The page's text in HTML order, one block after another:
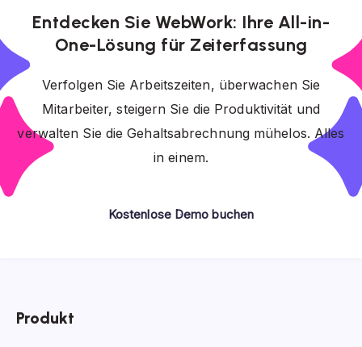
Entdecken Sie WebWork: Ihre All-in-
One-Lösung für Zeiterfassung
Verfolgen Sie Arbeitszeiten, überwachen Sie
Mitarbeiter, steigern Sie die Produktivität und
verwalten Sie die Gehaltsabrechnung mühelos. Alles
in einem.
Kostenlose Demo buchen
Produkt